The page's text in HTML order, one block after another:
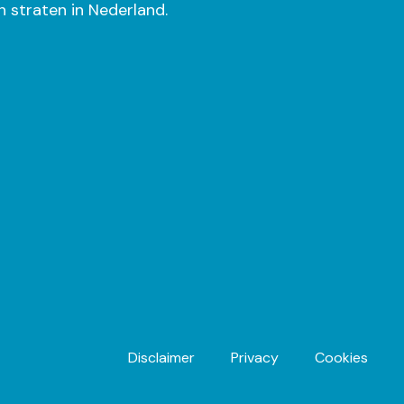
straten in Nederland.
Footer
Disclaimer Privacy Cookies